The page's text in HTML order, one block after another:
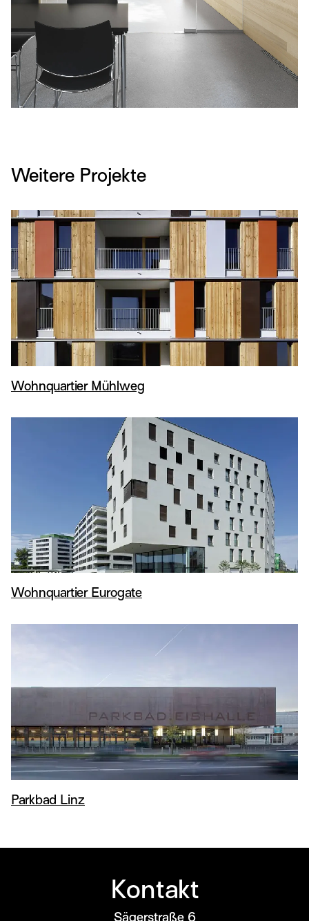
Weitere Projekte
Wohnquartier Mühlweg
Wohnquartier Eurogate
Parkbad Linz
Kontakt
Sägerstraße 6